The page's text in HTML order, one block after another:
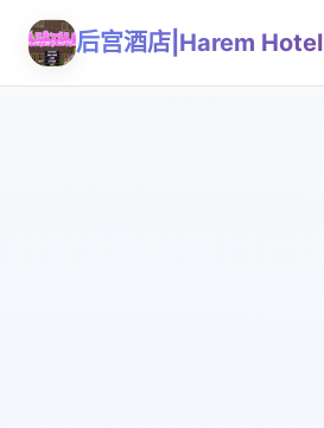
后宫酒店|Harem Hotel